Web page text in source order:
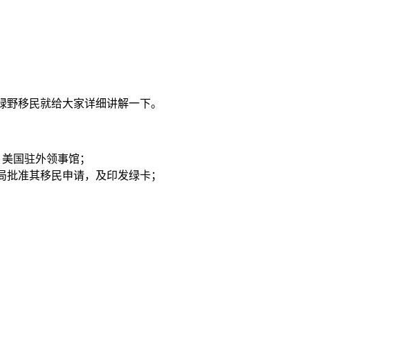
移民就给大家详细讲解一下。
国驻外领事馆；
准其移民申请，及印发绿卡；